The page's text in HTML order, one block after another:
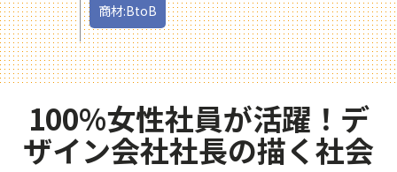
商材:BtoB
100%女性社員が活躍！デ
ザイン会社社長の描く社会